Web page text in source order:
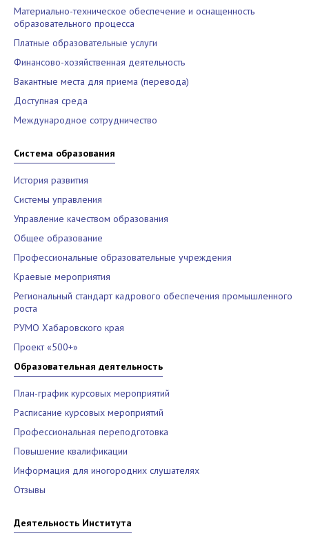
Материально-техническое обеспечение и оснащенность
образовательного процесса
Платные образовательные услуги
Финансово-хозяйственная деятельность
Вакантные места для приема (перевода)
Доступная среда
Международное сотрудничество
Система образования
История развития
Системы управления
Управление качеством образования
Общее образование
Профессиональные образовательные учреждения
Краевые мероприятия
Региональный стандарт кадрового обеспечения промышленного
роста
РУМО Хабаровского края
Проект «500+»
Образовательная деятельность
План-график курсовых мероприятий
Расписание курсовых мероприятий
Профессиональная переподготовка
Повышение квалификации
Информация для иногородних слушателях
Отзывы
Деятельность Института